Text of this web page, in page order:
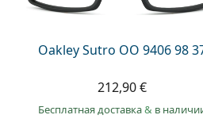
Oakley Sutro OO 9406 98
212,90 €
Бесплатная доставка& в